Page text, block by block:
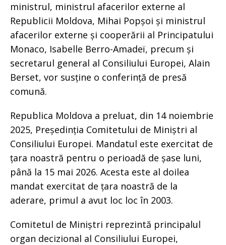
ministrul, ministrul afacerilor externe al
Republicii Moldova, Mihai Popșoi și ministrul
afacerilor externe și cooperării al Principatului
Monaco, Isabelle Berro-Amadeï, precum și
secretarul general al Consiliului Europei, Alain
Berset, vor susține o conferință de presă
comună.
Republica Moldova a preluat, din 14 noiembrie
2025, Președinția Comitetului de Miniștri al
Consiliului Europei. Mandatul este exercitat de
țara noastră pentru o perioadă de șase luni,
până la 15 mai 2026. Acesta este al doilea
mandat exercitat de țara noastră de la
aderare, primul a avut loc loc în 2003.
Comitetul de Miniștri reprezintă principalul
organ decizional al Consiliului Europei,